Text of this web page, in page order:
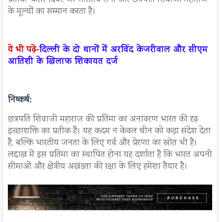
के मूल्यों का सम्मान करता है।
ये भी पढ़े-दिल्ली के दो थानों में अरविंद केजरीवाल और सीएम
आतिशी के खिलाफ शिकायत दर्ज
निष्कर्ष:
छत्रपति शिवाजी महाराज की प्रतिमा का अनावरण भारत की दृढ़
इच्छाशक्ति का प्रतीक है। यह कदम न केवल चीन को कड़ा संदेश देता
है, बल्कि भारतीय जनता के लिए गर्व और प्रेरणा का स्रोत भी है।
लद्दाख में इस प्रतिमा का स्थापित होना यह दर्शाता है कि भारत अपनी
सीमाओं और क्षेत्रीय अखंडता की रक्षा के लिए हमेशा तैयार है।